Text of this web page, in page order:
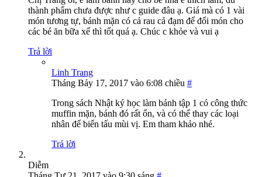
thành phẩm chưa được như c guide đâu ạ. Giá mà có 1 vài
món tương tự, bánh mặn có cả rau cả đạm để đổi món cho
các bé ăn bữa xế thì tốt quá ạ. Chúc c khỏe và vui ạ
Trả lời
Linh Trang
Tháng Bảy 17, 2017 vào 6:08 chiều #
Trong sách Nhật ký học làm bánh tập 1 có công thức
muffin mặn, bánh đó rất ổn, và có thể thay các loại
nhân để biến tấu mùi vị. Em tham khảo nhé.
Trả lời
Diễm